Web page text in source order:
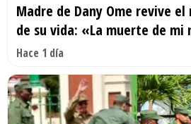
Madre de Dany Ome revive
de su vida: «La muerte de
Hace 1 día